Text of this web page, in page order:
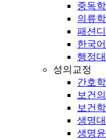
중독
의류
패션
한국
행정
성의교정
간호
보건
보건
생명
생명